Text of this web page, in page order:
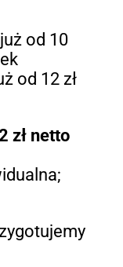
od 10
od 12 zł
zł netto